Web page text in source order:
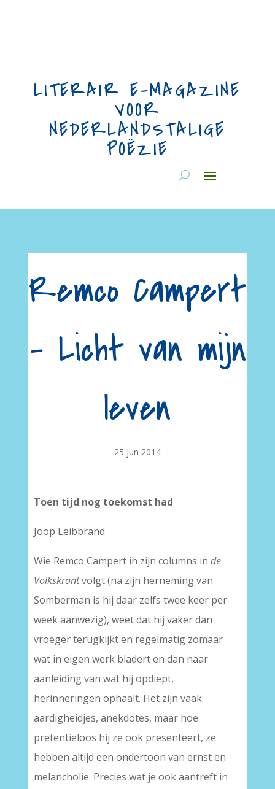
LITERAIR E-MAGAZINE
VOOR
NEDERLANDSTALIGE
POËZIE
Remco Campert
– Licht van mijn
leven
25 jun 2014
Toen tijd nog toekomst had
Joop Leibbrand
Wie Remco Campert in zijn columns in de
Volkskrantvolgt (na zijn herneming van
Somberman is hij daar zelfs twee keer per
week aanwezig), weet dat hij vaker dan
vroeger terugkijkt en regelmatig zomaar
wat in eigen werk bladert en dan naar
aanleiding van wat hij opdiept,
herinneringen ophaalt. Het zijn vaak
aardigheidjes, anekdotes, maar hoe
pretentieloos hij ze ook presenteert, ze
hebben altijd een ondertoon van ernst en
melancholie. Precies wat je ook aantreft in